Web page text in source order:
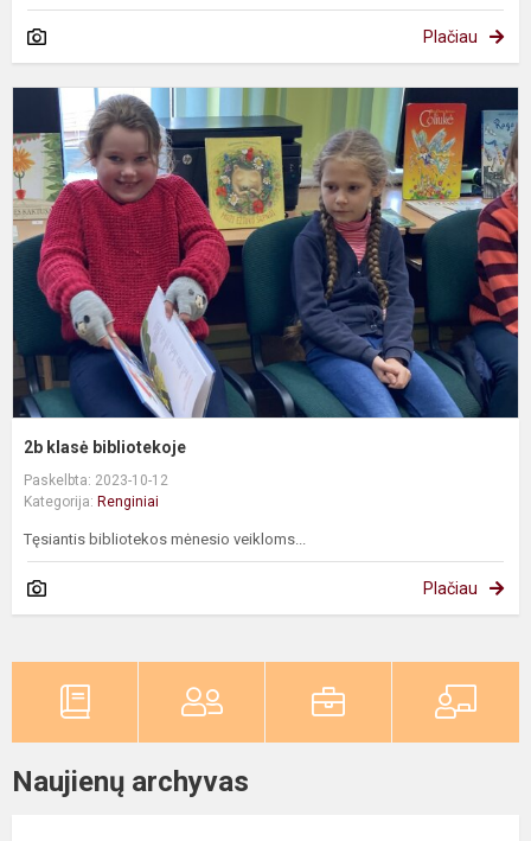
Plačiau
2b klasė bibliotekoje
Paskelbta: 2023-10-12
Kategorija: Renginiai
Tęsiantis bibliotekos mėnesio veikloms...
Plačiau
Naujienų archyvas